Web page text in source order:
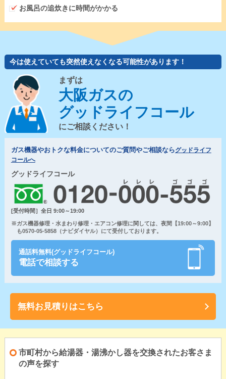
お風呂の追炊きに時間がかかる
今は使えていても突然使えなくなる可能性があります！
まずは
大阪ガスの
グッドライフコール
にご相談ください！
ガス機器やおトクな料金についてのご質問やご相談ならグッドライフ
コールへ
グッドライフコール
[受付時間］全日 9:00～19:00
※ガス機器修理・水まわり修理・エアコン修理に関しては、夜間【19:00～9:00】
も0570-05-5858（ナビダイヤル）にて受付しております。
通話料無料(グッドライフコール)
電話で相談する
無料お見積りはこちら
市町村から給湯器・湯沸かし器を交換されたお客さま
の声を探す